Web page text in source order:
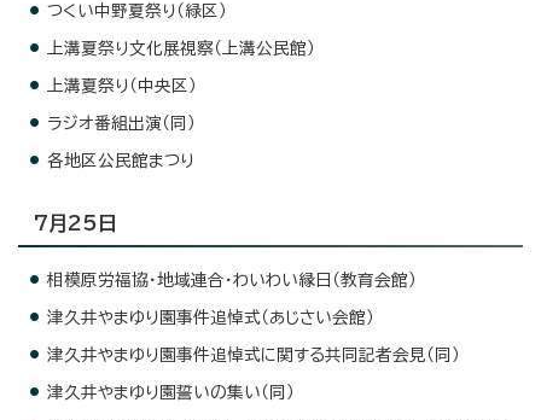
つくい中野夏祭り（緑区）
上溝夏祭り文化展視察（上溝公民館）
上溝夏祭り（中央区）
ラジオ番組出演（同）
各地区公民館まつり
7月25日
相模原労福協・地域連合・わいわい縁日（教育会館）
津久井やまゆり園事件追悼式（あじさい会館）
津久井やまゆり園事件追悼式に関する共同記者会見（同）
津久井やまゆり園誓いの集い（同）